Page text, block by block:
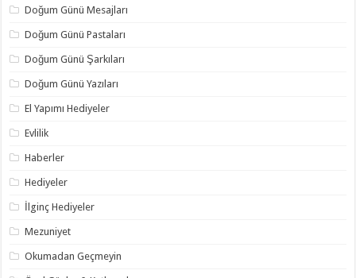
Doğum Günü Mesajları
Doğum Günü Pastaları
Doğum Günü Şarkıları
Doğum Günü Yazıları
El Yapımı Hediyeler
Evlilik
Haberler
Hediyeler
İlginç Hediyeler
Mezuniyet
Okumadan Geçmeyin